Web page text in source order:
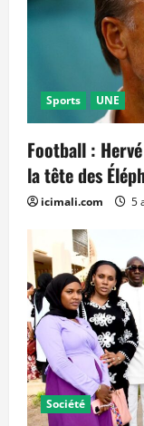
Sports UNE
Football :
la tête des
icimali.com 5
Société